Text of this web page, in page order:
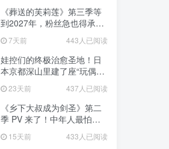
《葬送的芙莉莲》第三季等
到2027年，粉丝急也得承认
这次慢得有道理！
7天前 443人已阅读
娃控们的终极治愈圣地！日
本京都深山里建了座“玩偶神
社”，不仅能拍照还能给娃祈
福！23天前 437人已阅读
《乡下大叔成为剑圣》第二
季 PV 来了！中年人最怕的
不是变老，而是没人愿意再
相信你！
15天前 433人已阅读